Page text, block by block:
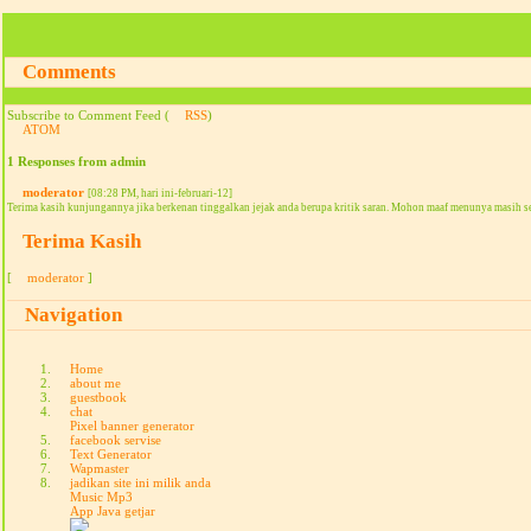
Comments
Subscribe to Comment Feed ( RSS)
ATOM
1 Responses from admin
moderator [08:28 PM, hari ini-februari-12]
Terima kasih kunjungannya jika berkenan tinggalkan jejak anda berupa kritik saran. Mohon maaf menunya masih
Terima Kasih
[ moderator ]
Navigation
Home
about me
guestbook
chat
Pixel banner generator
facebook servise
Text Generator
Wapmaster
jadikan site ini milik anda
Music Mp3
App Java getjar